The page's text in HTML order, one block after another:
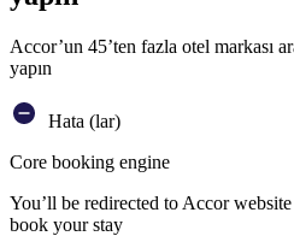
Accor’un 45’ten fazla otel markası
yapın
Hata (lar)
Core booking engine
You’ll be redirected to Accor
book your stay